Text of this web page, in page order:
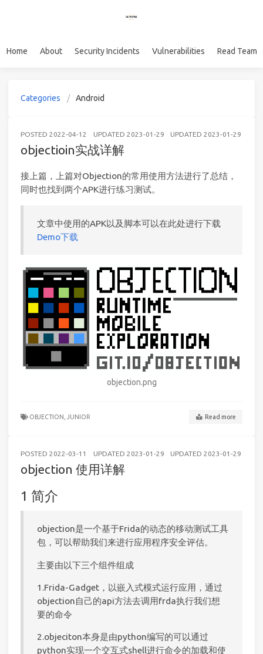
Home About Security Incidents Vulnerabilities Read Team
Categories Android
POSTED 2022-04-12 UPDATED 2023-01-29 UPDATED 2023-01-29
objectioin实战详解
接上篇，上篇对Objection的常用使用方法进行了总结，
同时也找到两个APK进行练习测试。
文章中使用的APK以及脚本可以在此处进行下载
Demo下载
objection.png
OBJECTION, JUNIOR Read more
POSTED 2022-03-11 UPDATED 2023-01-29 UPDATED 2023-01-29
objection 使用详解
简介
objection是一个基于Frida的动态的移动测试工具
包，可以帮助我们来进行应用程序安全评估。
主要由以下三个组件组成
1.Frida-Gadget，以嵌入式模式运行应用，通过
objection自己的api方法去调用frda执行我们想
要的命令
2.objeciton本身是由python编写的可以通过
python实现一个交互式shell进行命令的加载和使